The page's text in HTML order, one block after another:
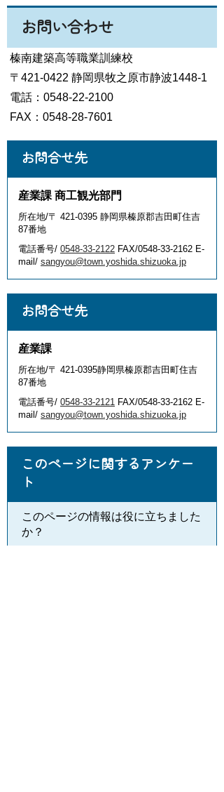
お問い合わせ
榛南建築高等職業訓練校
〒421-0422 静岡県牧之原市静波1448-1
電話：0548-22-2100
FAX：0548-28-7601
お問合せ先
産業課 商工観光部門
所在地/〒 421-0395 静岡県榛原郡吉田町住吉
87番地
電話番号/ 0548-33-2122 FAX/0548-33-2162 E-
mail/ sangyou@town.yoshida.shizuoka.jp
お問合せ先
産業課
所在地/〒 421-0395静岡県榛原郡吉田町住吉
87番地
電話番号/ 0548-33-2121 FAX/0548-33-2162 E-
mail/ sangyou@town.yoshida.shizuoka.jp
このページに関するアンケー
ト
このページの情報は役に立ちました
か？